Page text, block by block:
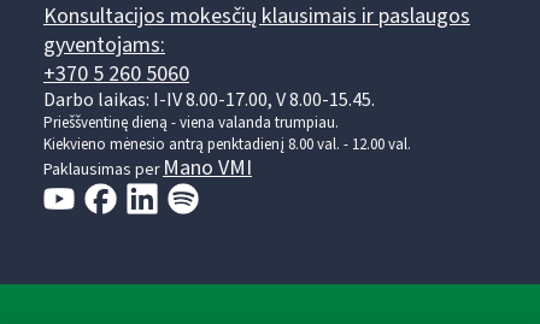
Konsultacijos mokesčių klausimais ir paslaugos
gyventojams:
+370 5 260 5060
Darbo laikas: I-IV 8.00-17.00, V 8.00-15.45.
Prieššventinę dieną - viena valanda trumpiau.
Kiekvieno mėnesio antrą penktadienį 8.00 val. - 12.00 val.
Paklausimas perMano VMI